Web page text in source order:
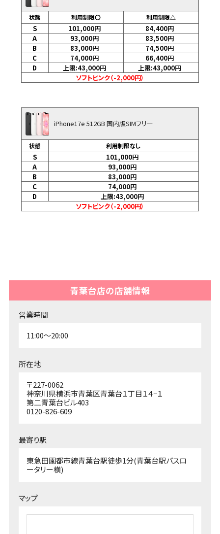
状態 利用制限〇 利用制限△
S 101,000円 84,400円
A
93,000円 83,500円
B
83,000円 74,500円
C
74,000円 66,400円
D
上限:43,000円 上限:43,000円
ソフトピンク（-2,000円）
iPhone17e 512GB 国内版SIMフリー
状態 利用制限なし
S 101,000円
A
93,000円
B
83,000円
C
74,000円
D
上限:43,000円
ソフトピンク（-2,000円）
青葉台店の店舗情報
営業時間
11:00～20:00
所在地
〒227-0062
神奈川県横浜市青葉区青葉台１丁目１４−１
第二青葉台ビル403
0120-826-609
最寄り駅
東急田園都市線青葉台駅徒歩1分(青葉台駅バスロ
ータリー横)
マップ